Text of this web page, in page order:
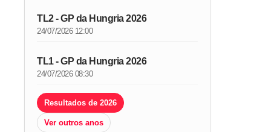
TL2 - GP da Hungria 2026
24/07/2026 12:00
TL1 - GP da Hungria 2026
24/07/2026 08:30
Resultados de 2026
Ver outros anos